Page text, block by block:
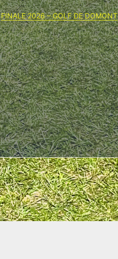
FINALE 2026 – GOLF DE DOMONT